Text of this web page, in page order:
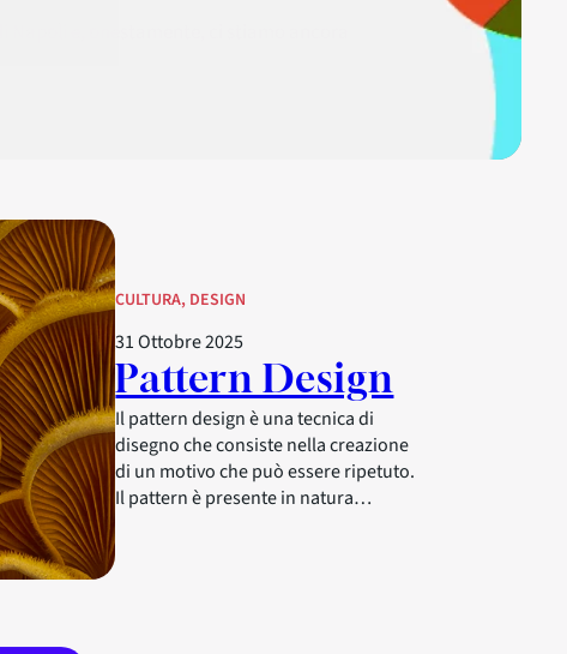
e, onestamente, ci stiamo ancora
CULTURA, DESIGN
31 Ottobre 2025
Pattern Design
Il pattern design è una tecnica di
disegno che consiste nella creazione
di un motivo che può essere ripetuto.
Il pattern è presente in natura…